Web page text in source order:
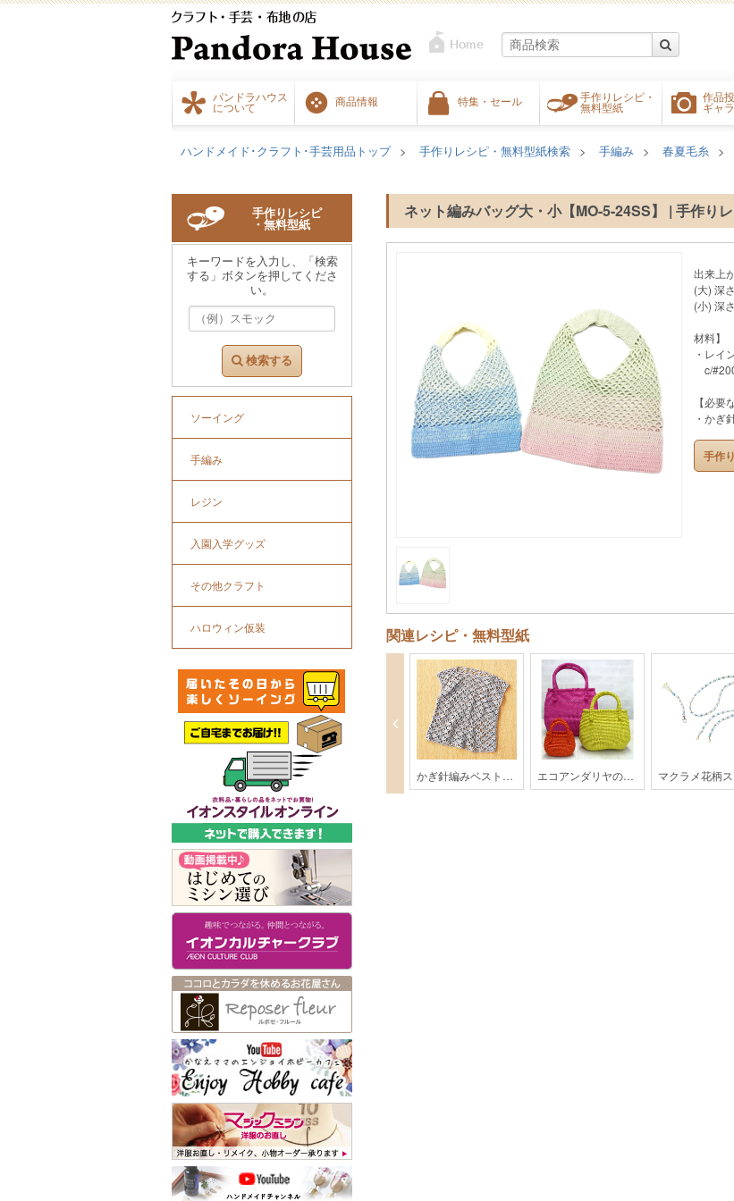
パンドラハウス
について
商品情報 特集・セール
手作りレシピ・
無料型紙
作品
ギャ
ハンドメイド･クラフト･手芸用品トップ 手作りレシピ・無料型紙検索 手編み 春夏毛糸
ネット編みバッグ大・小【MO-5-24SS】 | 手作り
出来上
(大) 深
(小) 深
材料】
・レイ
c/
【必要
・かぎ
手作
関連レシピ・無料型紙
かぎ針編みベスト【MO1-24SS】 エコアンダリヤのバッグ【 SUN-16SS】
手作りレシピ
・無料型紙
キーワードを入力し、「検索
する」ボタンを押してくださ
い。
検索する
ソーイング
手編み
レジン
入園入学グッズ
その他クラフト
ハロウィン仮装